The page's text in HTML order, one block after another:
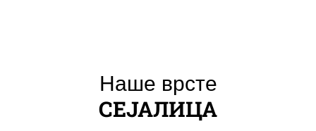
Наше врсте
СЕЈАЛИЦА